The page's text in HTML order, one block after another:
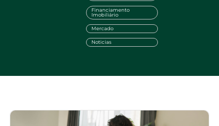
Financiamento
Imobiliário
Mercado
Noticias